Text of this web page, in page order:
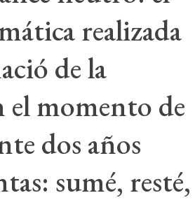
realizada
de la
momento de
dos años
sumé, resté,